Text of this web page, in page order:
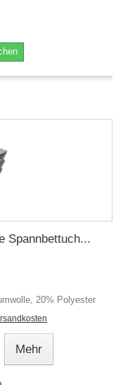
Spannbettuch...
20% Polyester
Mehr